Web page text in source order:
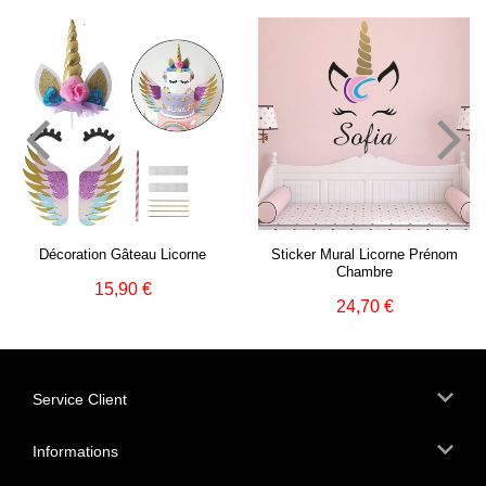
Décoration Gâteau Licorne
Prix
15,90 €15,90
Sticker Mural Licorne Prénom
Chambre
Prix
24,70 €24,70
Service Client
Informations